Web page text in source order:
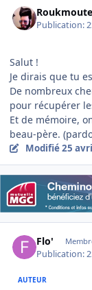
Roukmoute
Publication:
Salut !
Je dirais que tu
De nombreux
pour récupérer
Et de mémoire,
beau-père.
Modifié25
Flo'
Publication:
AUTEUR